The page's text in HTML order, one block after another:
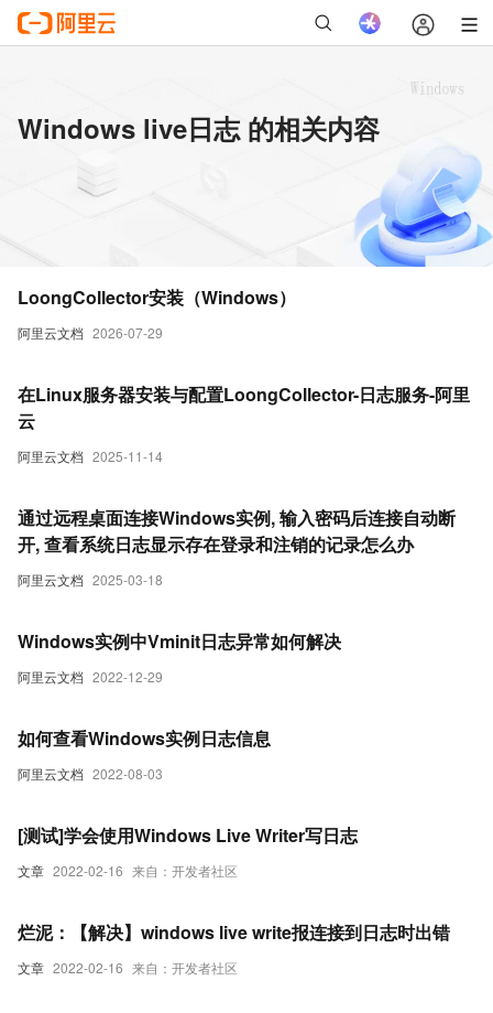
Windows live日志 的相关内容
阿里云文档 2026-07-29
LoongCollector安装（Windows）
阿里云文档 2025-11-14
在Linux服务器安装与配置LoongCollector-日志服务-阿里
云
阿里云文档 2025-03-18
通过远程桌面连接Windows实例, 输入密码后连接自动断
开, 查看系统日志显示存在登录和注销的记录怎么办
阿里云文档 2022-12-29
Windows实例中Vminit日志异常如何解决
阿里云文档 2022-08-03
如何查看Windows实例日志信息
文章 2022-02-16 来自：开发者社区
[测试]学会使用Windows Live Writer写日志
文章 2022-02-16 来自：开发者社区
烂泥：【解决】windows live write报连接到日志时出错